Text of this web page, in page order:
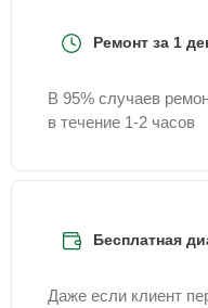
Ремонт за 1
В 95% случаев
в течение 1-2 часов
Бесплатная
Даже если клиент